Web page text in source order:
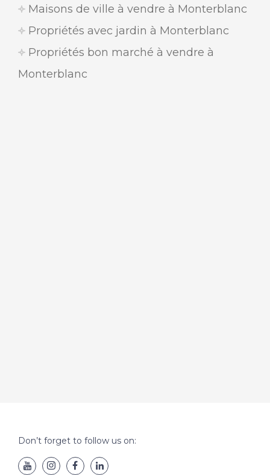
Maisons de ville à vendre à Monterblanc
Propriétés avec jardin à Monterblanc
Propriétés bon marché à vendre à
Monterblanc
Don’t forget to follow us on: